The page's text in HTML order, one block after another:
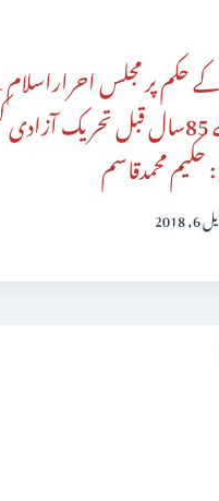
حکم پر مجلس
سب سے پہلے 85سال قبل تحریک
محمدقاسم
2018